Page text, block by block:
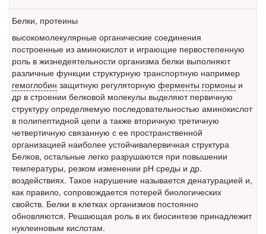
Белки, протеины
высокомолекулярные органические соединения
построенные из аминокислот и играющие первостепенную
роль в жизнедеятельности организма белки выполняют
различные функции структурную транспортную например
гемоглобин защитную регуляторную ферменты гормоны и
др в строении белковой молекулы выделяют первичную
структуру определяемую последовательностью аминокислот
в полипептидной цепи а также вторичную третичную
четвертичную связанную с ее пространственной
организацией наиболее устойчивапервичная структура
Белков, остальные легко разрушаются при повышении
температуры, резком изменении рН среды и др.
воздействиях. Такое нарушение называется денатурацией и,
как правило, сопровождается потерей биологических
свойств. Белки в клетках организмов постоянно
обновляются. Решающая роль в их биосинтезе принадлежит
нуклеиновым кислотам.